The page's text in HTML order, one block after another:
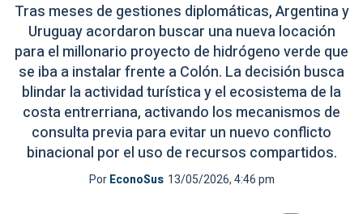
Tras meses de gestiones diplomáticas, Argentina y
Uruguay acordaron buscar una nueva locación
para el millonario proyecto de hidrógeno verde que
se iba a instalar frente a Colón. La decisión busca
blindar la actividad turística y el ecosistema de la
costa entrerriana, activando los mecanismos de
consulta previa para evitar un nuevo conflicto
binacional por el uso de recursos compartidos.
PorEconoSus 13/05/2026, 4:46 pm